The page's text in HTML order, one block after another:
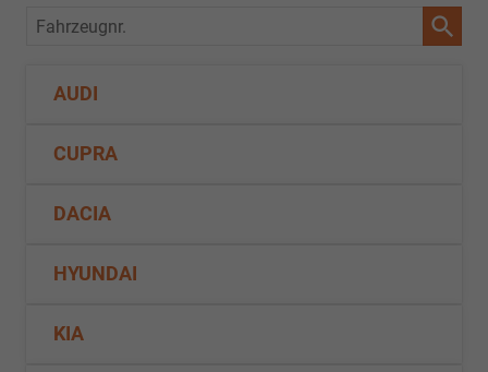
Fahrzeugnr.
AUDI
CUPRA
DACIA
HYUNDAI
KIA